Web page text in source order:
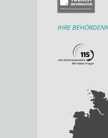
IHRE